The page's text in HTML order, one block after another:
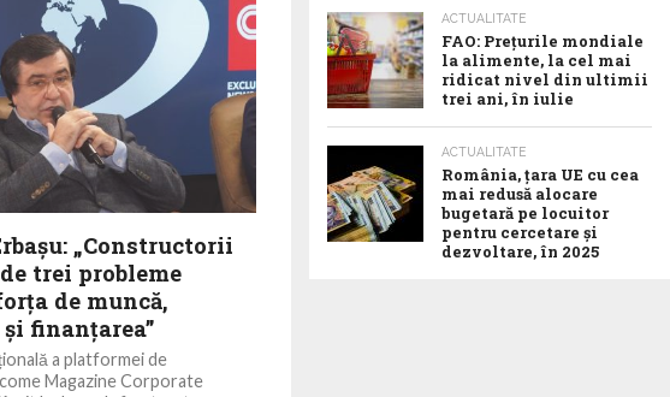
„Constructorii
trei probleme
de muncă,
finanțarea”
a platformei de
Magazine Corporate
ACTUALITATE
FAO: Prețurile mondiale
la alimente, la cel mai
ridicat nivel din ultimii
trei ani, în iulie
ACTUALITATE
România, țara UE cu cea
mai redusă alocare
bugetară pe locuitor
pentru cercetare și
dezvoltare, în 2025